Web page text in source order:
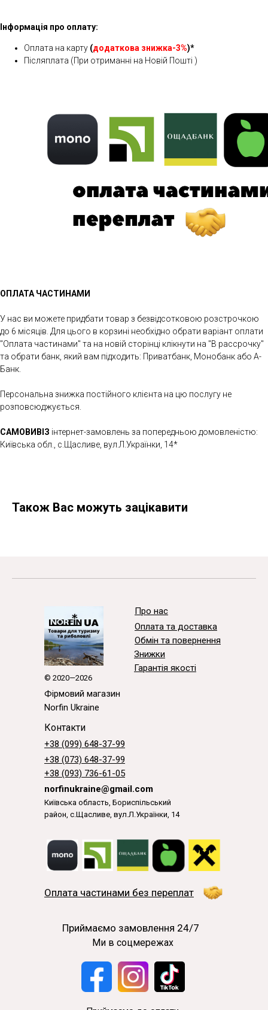
Інформація про оплату:
Оплата на карту (додаткова знижка-3%)*
Післяплата (При отриманні на Новій Пошті )
ОПЛАТА ЧАСТИНАМИ
У нас ви можете придбати товар з безвідсотковою розстрочкою
до 6 місяців. Для цього в корзині необхідно обрати варіант оплати
"Оплата частинами" та на новій сторінці клікнути на "В рассрочку"
та обрати банк, який вам підходить: Приватбанк, Монобанк або А-
Банк.
Персональна знижка постійного клієнта на цю послугу не
розповсюджується.
САМОВИВІЗ інтернет-замовлень за попередньою домовленістю:
Київська обл., с.Щасливе, вул.Л.Українки, 14*
Також Вас можуть зацікавити
© 2020—2026
Фірмовий магазин
Norfin Ukraine
Про нас
Оплата та доставка
Обмін та повернення
Знижки
Гарантія якості
Контакти
Київська область, Бориспільський
район, с.Щасливе, вул.Л.Українки, 14
Ми в соцмережах
+38 (099) 648-37-99
norfinukraine@gmail.com
Приймаємо замовлення 24/7
+38 (073) 648-37-99
+38 (093) 736-61-05
Оплата частинами без переплат